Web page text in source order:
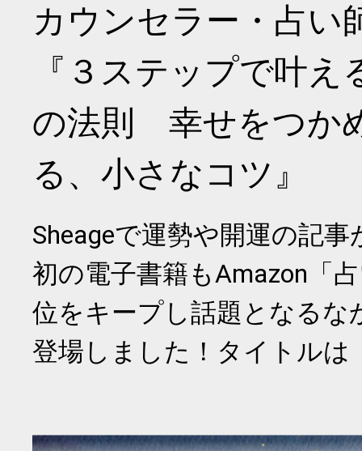
カウンセラー・占い
『３ステップで叶
の法則 幸せをつか
る、小さなコツ』
Sheageで運勢や開運の記
初の電子書籍もAmazon「
位をキープし話題となるな
登場しました！タイトルは